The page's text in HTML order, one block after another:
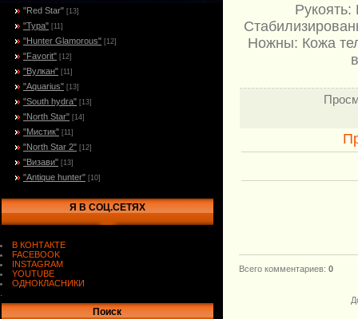
"Red Star" [13]
"Тура" [11]
"Hunter Glamorous" [12]
"Favorit" [12]
"Вулкан" [11]
"Aquarius" [13]
"South hydra" [13]
"North Star" [14]
"Мистик" [11]
"North Star 2" [12]
"Визави" [13]
"Antique hunter" [10]
Я В СОЦ.СЕТЯХ
В КОНТАКТЕ
FACEBOOK
INSTAGRAM
YOUTUBE
ОДНОКЛАСНИКИ
Поиск
Ножны: Кожа
Всего комментариев: 0